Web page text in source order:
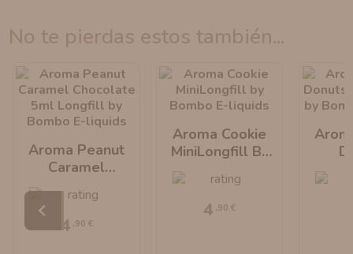
no te pierdas estos también...
Aroma Peanut
Caramel
MiniLongfill By
Bombo E-Liquids
4 ,90 €
Aroma Cookie
MiniLongfill By
4 ,90 €